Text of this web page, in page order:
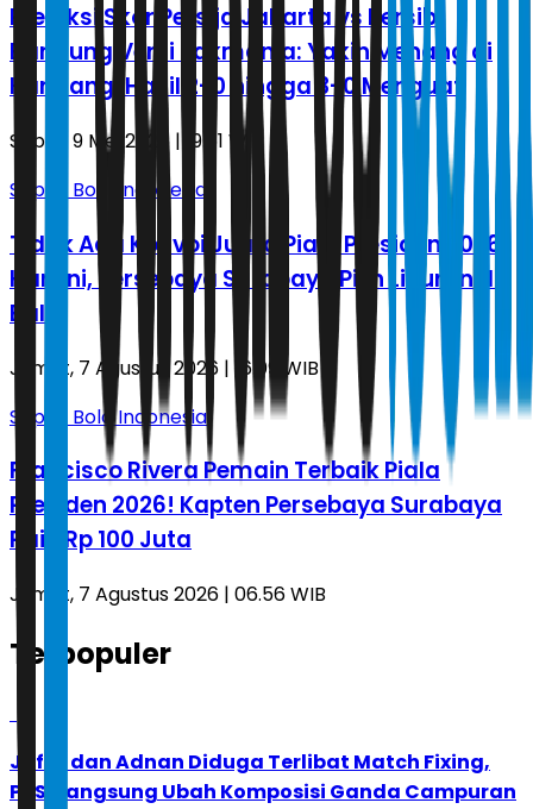
Prediksi Skor Persija Jakarta vs Persib
Bandung Versi Jakmania: Yakin Menang di
Kandang, Hasil 2-0 hingga 3-0 Menguat
Sabtu, 9 Mei 2026 | 19.51 WIB
Sepak Bola Indonesia
Tidak Ada Konvoi Juara Piala Presiden 2026
Hari Ini, Persebaya Surabaya Pilih Liburan di
Bali
Jumat, 7 Agustus 2026 | 16.09 WIB
Sepak Bola Indonesia
Francisco Rivera Pemain Terbaik Piala
Presiden 2026! Kapten Persebaya Surabaya
Raih Rp 100 Juta
Jumat, 7 Agustus 2026 | 06.56 WIB
Terpopuler
Jafar dan Adnan Diduga Terlibat Match Fixing,
PBSI Langsung Ubah Komposisi Ganda Campuran